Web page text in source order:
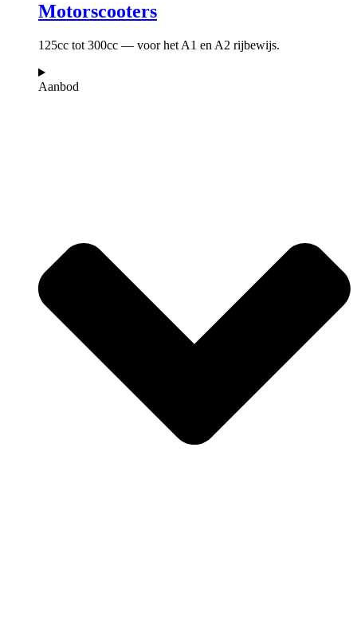
Motorscooters
125cc tot 300cc — voor het A1 en A2 rijbewijs.
Aanbod